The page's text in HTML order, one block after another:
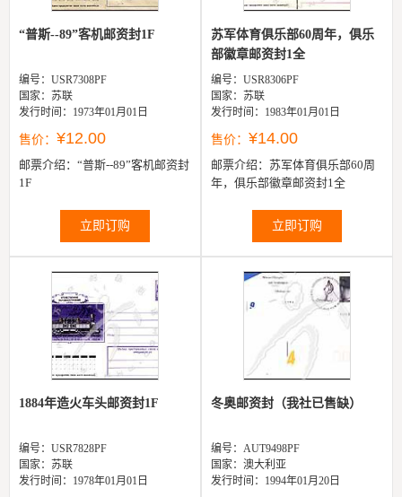
“普斯--89”客机邮资封1F
编号：USR7308PF
国家：苏联
发行时间：1973年01月01日
售价： ¥12.00
邮票介绍： “普斯--89”客机邮资封
1F
立即订购
苏军体育俱乐部60周年，俱乐
部徽章邮资封1全
编号：USR8306PF
国家：苏联
发行时间：1983年01月01日
售价： ¥14.00
邮票介绍： 苏军体育俱乐部60周
年，俱乐部徽章邮资封1全
立即订购
1884年造火车头邮资封1F
编号：USR7828PF
国家：苏联
发行时间：1978年01月01日
冬奥邮资封（我社已售缺）
编号：AUT9498PF
国家：澳大利亚
发行时间：1994年01月20日